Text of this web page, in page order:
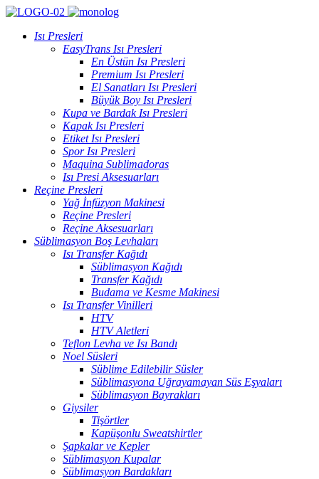
Isı Presleri
EasyTrans Isı Presleri
En Üstün Isı Presleri
Premium Isı Presleri
El Sanatları Isı Presleri
Büyük Boy Isı Presleri
Kupa ve Bardak Isı Presleri
Kapak Isı Presleri
Etiket Isı Presleri
Spor Isı Presleri
Maquina Sublimadoras
Isı Presi Aksesuarları
Reçine Presleri
Yağ İnfüzyon Makinesi
Reçine Presleri
Reçine Aksesuarları
Süblimasyon Boş Levhaları
Isı Transfer Kağıdı
Süblimasyon Kağıdı
Transfer Kağıdı
Budama ve Kesme Makinesi
Isı Transfer Vinilleri
HTV
HTV Aletleri
Teflon Levha ve Isı Bandı
Noel Süsleri
Süblime Edilebilir Süsler
Süblimasyona Uğrayamayan Süs Eşyaları
Süblimasyon Bayrakları
Giysiler
Tişörtler
Kapüşonlu Sweatshirtler
Şapkalar ve Kepler
Süblimasyon Kupalar
Süblimasyon Bardakları